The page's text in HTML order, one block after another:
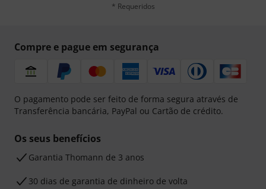
* Requeridos
Compre e pague em segurança
O pagamento pode ser feito de forma segura através de
Transferência bancária, PayPal ou Cartão de crédito.
Os seus benefícios
Garantia Thomann de 3 anos
30 dias de garantia de dinheiro de volta